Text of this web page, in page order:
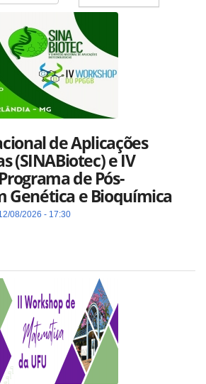
de Aplicações
(SINABiotec) e IV
de Pós-
Genética e Bioquímica
08/2026 - 17:30